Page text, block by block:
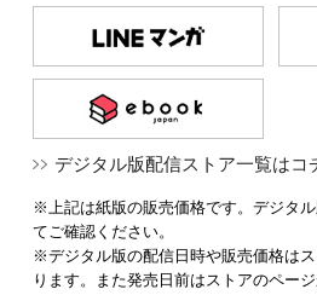
デジタル版配信ストア一覧はコ
※上記は紙版の販売価格です。デジタ
てご確認ください。
※デジタル版の配信日時や販売価格は
ります。また発売日前はストアのペー